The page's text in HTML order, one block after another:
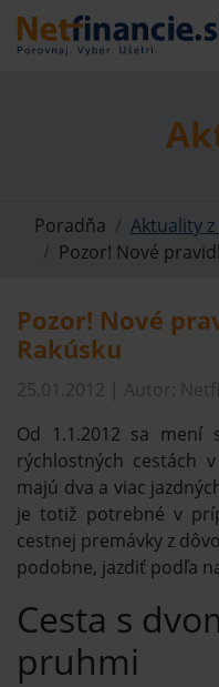
Poradňa
Aktuality
Pozor! Nové
Pozor! Nové
Rakúsku
25.01.2012 | Autor:
Od 1.1.2012 sa mení
rýchlostných cestách
majú dva a viac
je totiž potrebné v
cestnej premávky z
podobne, jazdiť podľa
Cesta s
pruhmi